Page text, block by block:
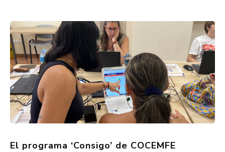
El programa ‘Consigo’ de COCEMFE